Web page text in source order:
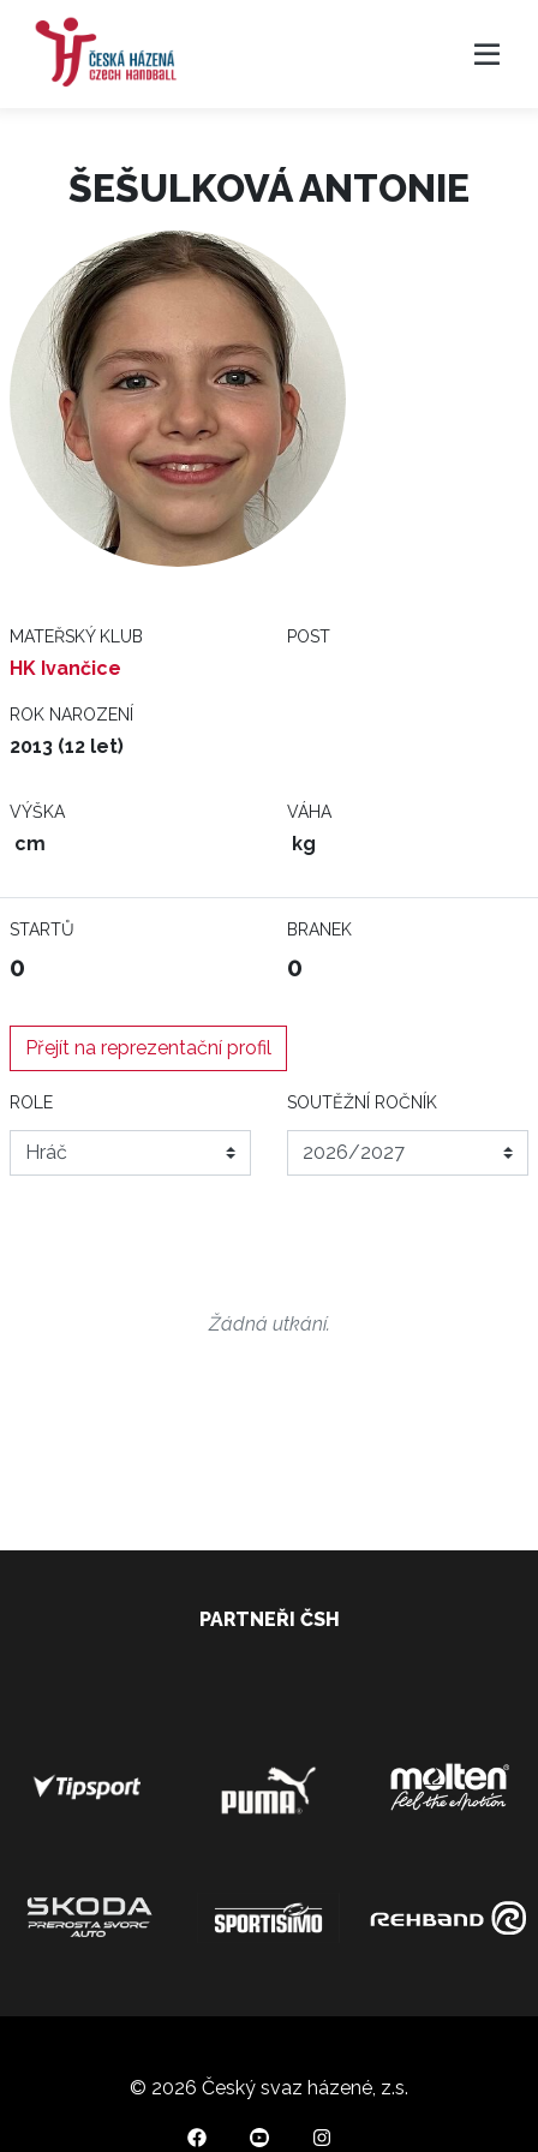
ŠEŠULKOVÁ ANTONIE
MATEŘSKÝ KLUB
HK Ivančice
POST
ROK NAROZENÍ
2013 (12 let)
VÝŠKA
cm
VÁHA
kg
STARTŮ
0
BRANEK
0
Přejít na reprezentační profil
ROLE SOUTĚŽNÍ ROČNÍK
Žádná utkání.
PARTNEŘI ČSH
© 2026 Český svaz házené, z.s.